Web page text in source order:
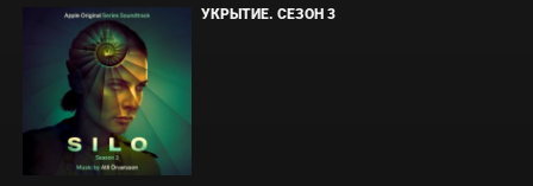
УКРЫТИЕ. СЕЗОН 3